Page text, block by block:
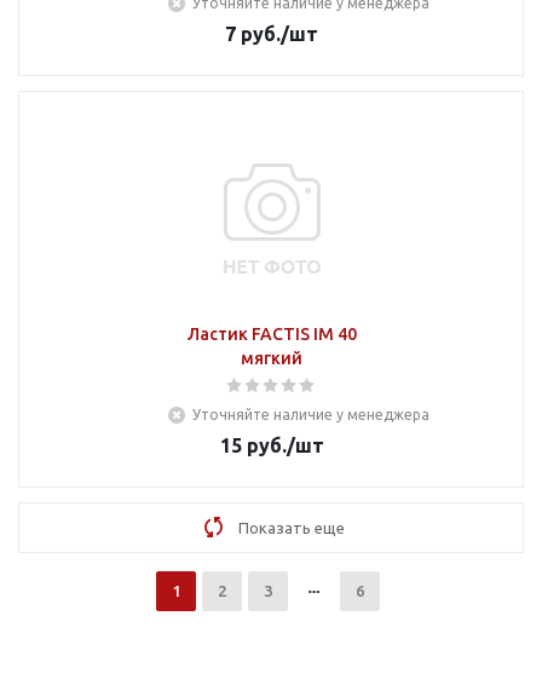
7 руб./шт
Ластик FACTIS IM 40
мягкий
Уточняйте наличие у менеджера
15руб./шт
Показать еще
1 2 3 6